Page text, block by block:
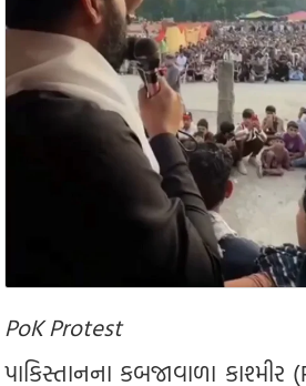
PoK Protest
પાકિસ્તાનના કબજાવાળા